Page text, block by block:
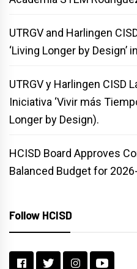
UTRGV and Harlingen
‘Living Longer by Design’
UTRGV y Harlingen CISD
Iniciativa ‘Vivir más
Longer by Design).
HCISD Board Approves
Balanced Budget for
Follow HCISD